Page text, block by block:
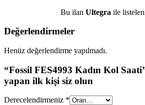
Bu ilan Ultegra ile
Değerlendirmeler
Henüz değerlendirme yapılmadı.
“Fossil FES4993 Kadın Kol
yapan ilk kişi siz olun
Derecelendirmeniz *